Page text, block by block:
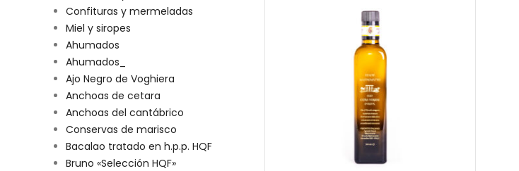
Confituras y mermeladas
Miel y siropes
Ahumados
Ahumados_
Ajo Negro de Voghiera
Anchoas de cetara
Anchoas del cantábrico
Conservas de marisco
Bacalao tratado en h.p.p. HQF
Bruno «Selección HQF»